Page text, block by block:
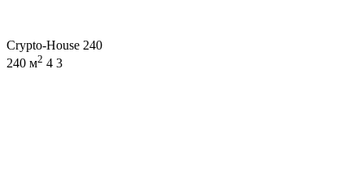
Crypto-House 240
240 м2 4 3